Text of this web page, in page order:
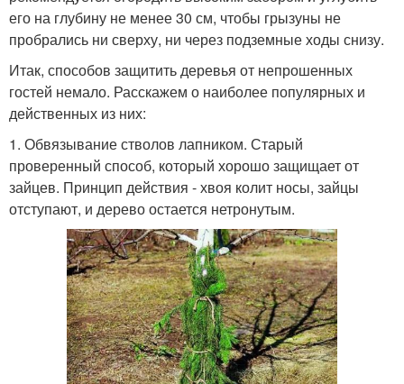
его на глубину не менее 30 см, чтобы грызуны не
пробрались ни сверху, ни через подземные ходы снизу.
Итак, способов защитить деревья от непрошенных
гостей немало. Расскажем о наиболее популярных и
действенных из них:
1. Обвязывание стволов лапником. Старый
проверенный способ, который хорошо защищает от
зайцев. Принцип действия - хвоя колит носы, зайцы
отступают, и дерево остается нетронутым.